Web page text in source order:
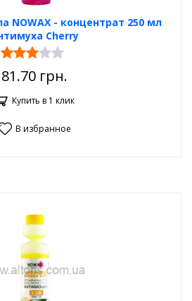
NOWAX - концентрат 250 мл
Cherry
81.70 грн.
Купить в 1 клик
В избранное